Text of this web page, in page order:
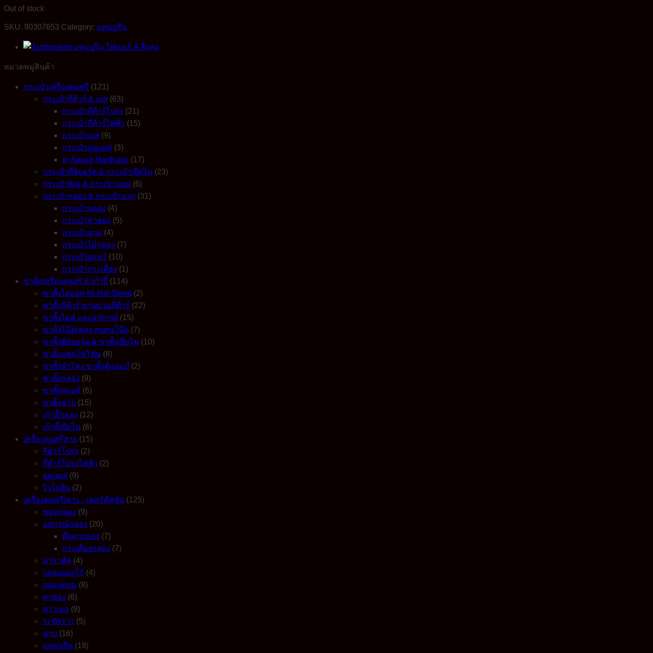
Out of stock
SKU: 90307653 Category: แทมบูรีน
หมวดหมู่สินค้า
กระเป๋าเครื่องดนตรี (121)
กระเป๋ากีต้าร์ & เบส (63)
กระเป๋ากีต้าร์โปร่ง (21)
กระเป๋ากีต้าร์ไฟฟ้า (15)
กระเป๋าเบส (9)
กระเป๋าอูคูเลเล่ (3)
ฮาร์ดเคส Hardcase (17)
กระเป๋าคีย์บอร์ด & กระเป๋าเปียโน (23)
กระเป๋าพิณ & กระเป๋าแคน (6)
กระเป๋ากลอง & กระเป๋าฉาบ (31)
กระเป๋ากลอง (4)
กระเป๋าคาฮอง (5)
กระเป๋าฉาบ (4)
กระเป๋าไม้กลอง (7)
กระเป๋าสแนร์ (10)
กระเป๋ากระเดื่อง (1)
ขาตั้งเครื่องดนตรี & เก้าอี้ (114)
ขาตั้งไฮแฮท Hi-Hat Stand (2)
ขาตั้งกีต้าร์ ขาแขวนกีต้าร์ (22)
ขาตั้งไมค์ และอุปกรณ์ (15)
ขาตั้งโน๊ตเพลง สแตนโน๊ต (7)
ขาตั้งคีย์บอร์ด & ขาตั้งเปียโน (10)
ขาตั้งแซกโซโฟน (8)
ขาตั้งลำโพง ขาตั้งตู้แอมป์ (2)
ขาตั้งกลอง (9)
ขาตั้งสแนร์ (6)
ขาตั้งฉาบ (15)
เก้าอี้กลอง (12)
เก้าอี้เปียโน (6)
เครื่องดนตรีสาย (15)
กีต้าร์โปร่ง (2)
กีต้าร์โปร่งไฟฟ้า (2)
อูคูเลเล่ (9)
ไวโอลิน (2)
เครื่องดนตรีเคาะ - เพอร์คัสชั่น (125)
ขอบกลอง (9)
อุปกรณ์กลอง (20)
ตุ๊กตากลอง (7)
กระเดื่องกลอง (7)
มาราคัส (4)
กลองบองโก้ (4)
กลองทอม (8)
คาฮอง (6)
คาวเบล (9)
ระฆังราว (5)
ฉาบ (16)
แทมบูรีน (19)